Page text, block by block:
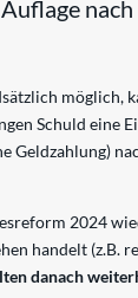
möglich,
Schuld eine
Geldzahlung)
2024
handelt (z.B.
danach